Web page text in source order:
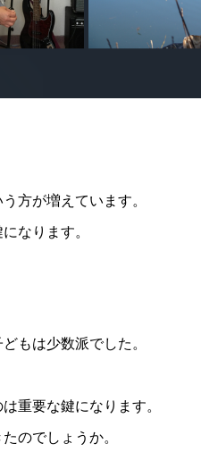
方が増えています。
なります。
もは少数派でした。
重要な鍵になります。
のでしょうか。